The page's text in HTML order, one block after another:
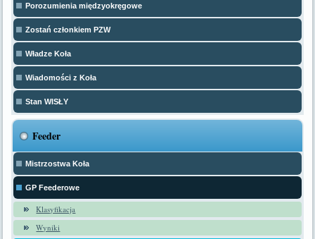
Porozumienia międzyokręgowe
Zostań członkiem PZW
Władze Koła
Wiadomości z Koła
Stan WISŁY
Feeder
Mistrzostwa Koła
GP Feederowe
Klasyfikacja
Wyniki